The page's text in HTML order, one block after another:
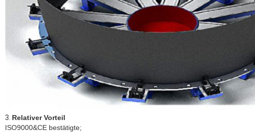
3. Relativer Vorteil
ISO9000&CE bestätigte;